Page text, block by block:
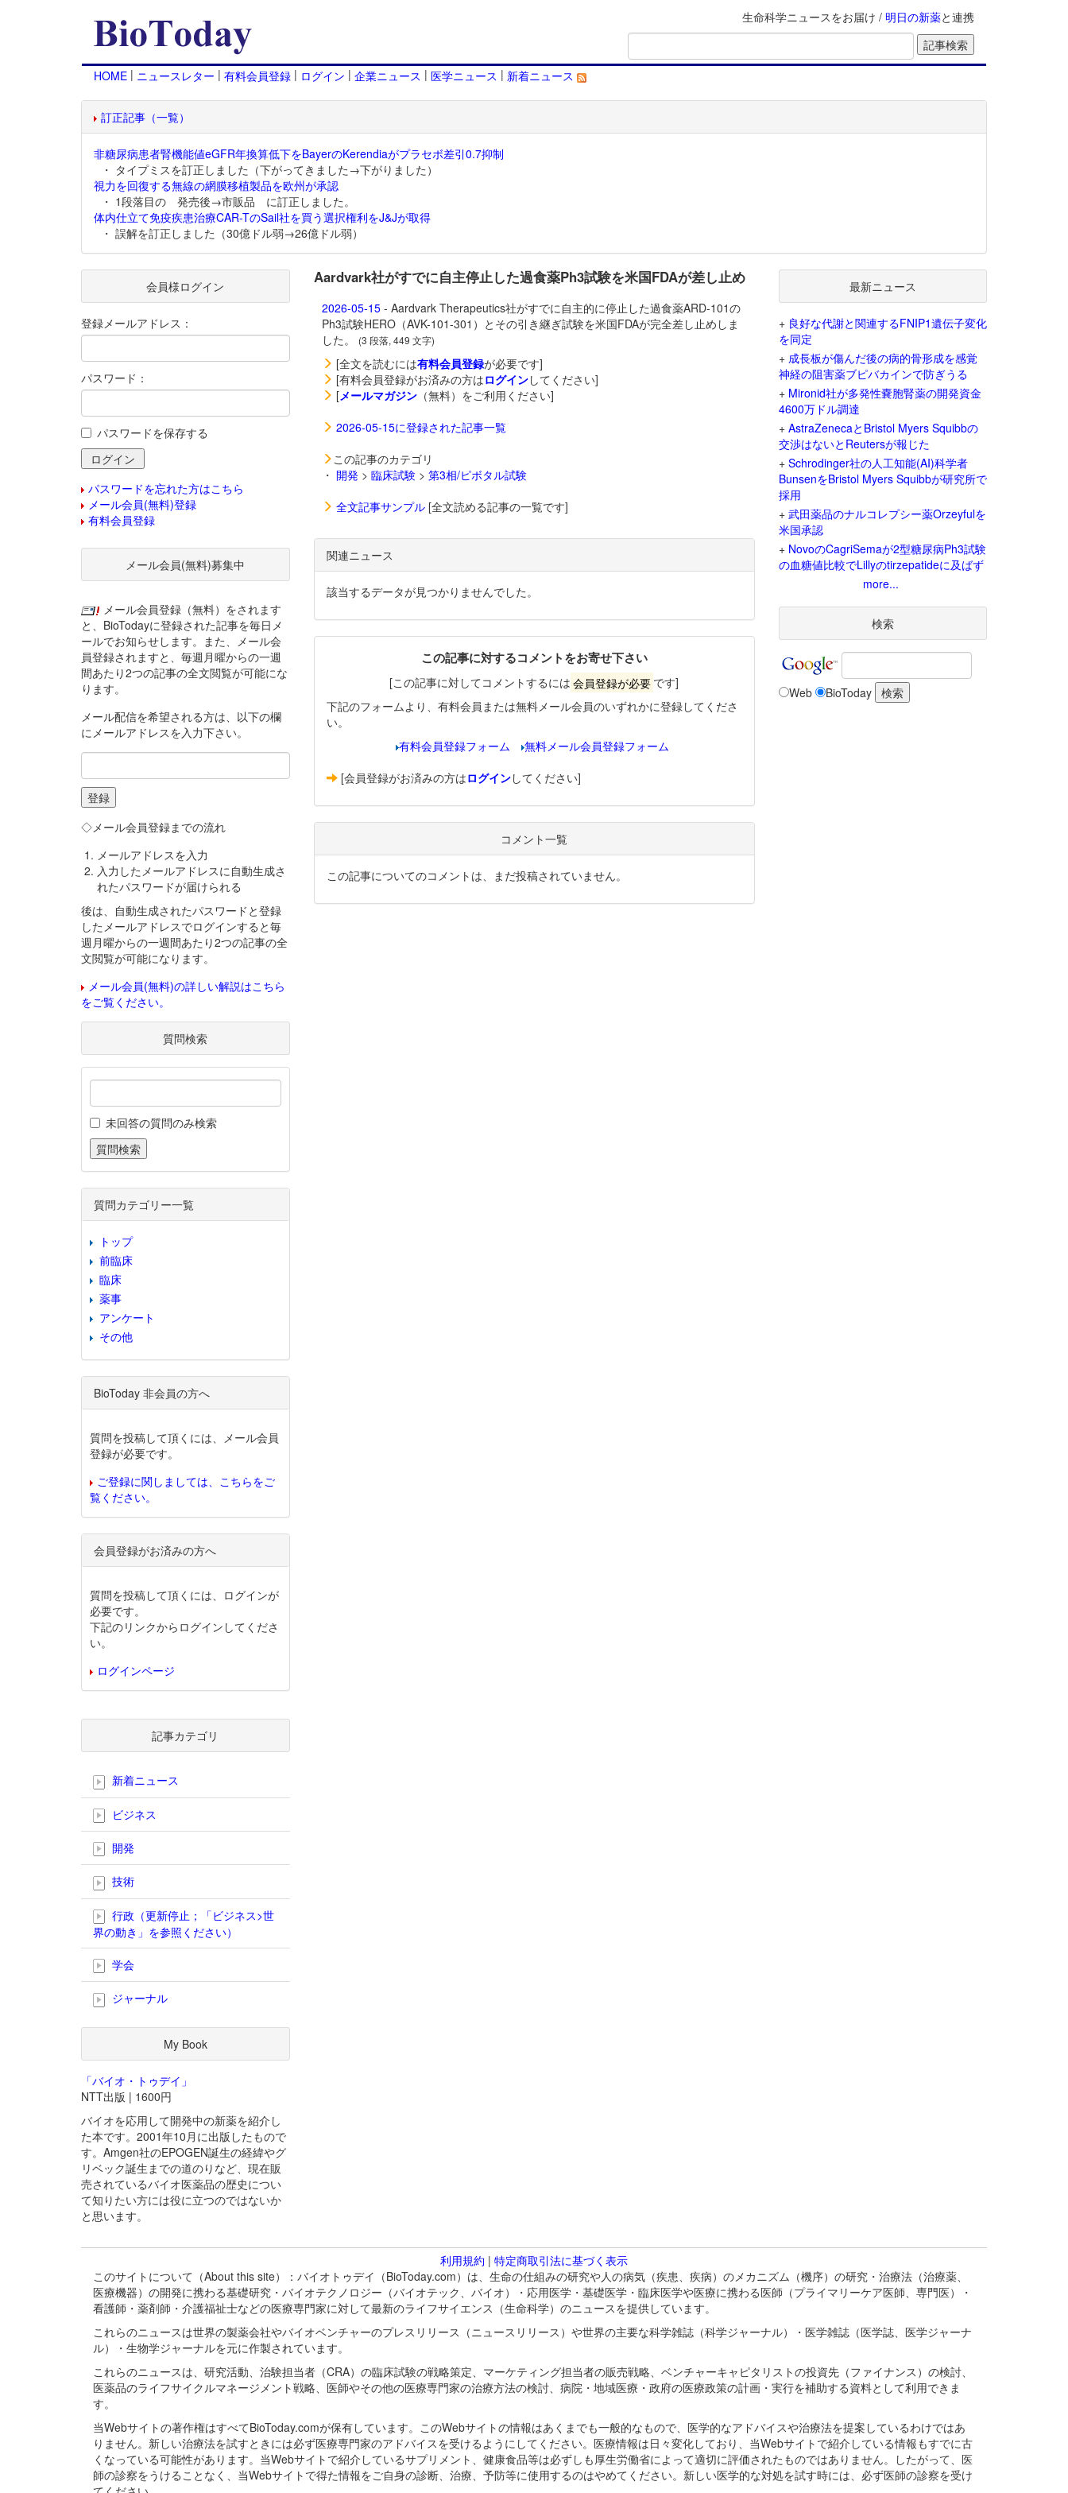
生命科学ニュースをお届け / 明日の新薬と連携
HOME | ニュースレター | 有料会員登録 | ログイン | 企業ニュース | 医学ニュース | 新着ニュース
訂正記事（一覧）
非糖尿病患者腎機能値eGFR年換算低下をBayerのKerendiaがプラセボ差引0.7抑制
・ タイプミスを訂正しました（下がってきました→下がりました）
視力を回復する無線の網膜移植製品を欧州が承認
・ 1段落目の 発売後→市販品 に訂正しました。
体内仕立て免疫疾患治療CAR-TのSail社を買う選択権利をJ&Jが取得
・ 誤解を訂正しました（30億ドル弱→26億ドル弱）
Aardvark社がすでに自主停止した過食薬Ph3試験を米国FDAが差し止め
2026-05-15- Aardvark Therapeutics社がすでに自主的に停止した過食薬ARD-101の
Ph3試験HERO（AVK-101-301）とその引き継ぎ試験を米国FDAが完全差し止めしま
した。
(3 段落, 449 文字)
[全文を読むには有料会員登録が必要です]
[有料会員登録がお済みの方はログインしてください]
[メールマガジン（無料）をご利用ください]
2026-05-15に登録された記事一覧
この記事のカテゴリ
・ 開発 > 臨床試験> 第3相/ピボタル試験
全文記事サンプル[全文読める記事の一覧です]
関連ニュース
該当するデータが見つかりませんでした。
この記事に対するコメントをお寄せ下さい
[この記事に対してコメントするには 会員登録が必要 です]
下記のフォームより、有料会員または無料メール会員のいずれかに登録してくださ
い。
有料会員登録フォーム
無料メール会員登録フォーム
[会員登録がお済みの方はログインしてください]
コメント一覧
この記事についてのコメントは、まだ投稿されていません。
会員様ログイン
登録メールアドレス：
パスワード：
パスワードを保存する
パスワードを忘れた方はこちら
メール会員(無料)登録
有料会員登録
メール会員(無料)募集中
メール会員登録（無料）をされます
と、BioTodayに登録された記事を毎日メ
ールでお知らせします。また、メール会
員登録されますと、毎週月曜からの一週
間あたり2つの記事の全文閲覧が可能にな
ります。
メール配信を希望される方は、以下の欄
にメールアドレスを入力下さい。
◇メール会員登録までの流れ
メールアドレスを入力
入力したメールアドレスに自動生成さ
れたパスワードが届けられる
後は、自動生成されたパスワードと登録
したメールアドレスでログインすると毎
週月曜からの一週間あたり2つの記事の全
文閲覧が可能になります。
メール会員(無料)の詳しい解説はこちら
をご覧ください。
質問検索
未回答の質問のみ検索
質問カテゴリー一覧
トップ
前臨床
臨床
薬事
アンケート
その他
BioToday 非会員の方へ
質問を投稿して頂くには、メール会員
登録が必要です。
ご登録に関しましては、こちらをご
覧ください。
会員登録がお済みの方へ
質問を投稿して頂くには、ログインが
必要です。
下記のリンクからログインしてくださ
い。
ログインページ
記事カテゴリ
新着ニュース
ビジネス
開発
技術
行政（更新停止；「ビジネス>世
界の動き」を参照ください）
学会
ジャーナル
My Book
「バイオ・トゥデイ」
NTT出版 | 1600円
バイオを応用して開発中の新薬を紹介し
た本です。2001年10月に出版したもので
す。Amgen社のEPOGEN誕生の経緯やグ
リベック誕生までの道のりなど、現在販
売されているバイオ医薬品の歴史につい
て知りたい方には役に立つのではないか
と思います。
最新ニュース
+ 良好な代謝と関連するFNIP1遺伝子変化
を同定
+ 成長板が傷んだ後の病的骨形成を感覚
神経の阻害薬ブピバカインで防ぎうる
+ Mironid社が多発性嚢胞腎薬の開発資金
4600万ドル調達
+ AstraZenecaとBristol Myers Squibbの
交渉はないとReutersが報じた
+ Schrodinger社の人工知能(AI)科学者
BunsenをBristol Myers Squibbが研究所で
採用
+ 武田薬品のナルコレプシー薬Orzeyfulを
米国承認
+ NovoのCagriSemaが2型糖尿病Ph3試験
の血糖値比較でLillyのtirzepatideに及ばず
more...
検索
Web BioToday
利用規約 | 特定商取引法に基づく表示
このサイトについて（About this site）：バイオトゥデイ（BioToday.com）は、生命の仕組みの研究や人の病気（疾患、疾病）のメカニズム（機序）の研究・治療法（治療薬、
医療機器）の開発に携わる基礎研究・バイオテクノロジー（バイオテック、バイオ）・応用医学・基礎医学・臨床医学や医療に携わる医師（プライマリーケア医師、専門医）・
看護師・薬剤師・介護福祉士などの医療専門家に対して最新のライフサイエンス（生命科学）のニュースを提供しています。
これらのニュースは世界の製薬会社やバイオベンチャーのプレスリリース（ニュースリリース）や世界の主要な科学雑誌（科学ジャーナル）・医学雑誌（医学誌、医学ジャーナ
ル）・生物学ジャーナルを元に作製されています。
これらのニュースは、研究活動、治験担当者（CRA）の臨床試験の戦略策定、マーケティング担当者の販売戦略、ベンチャーキャピタリストの投資先（ファイナンス）の検討、
医薬品のライフサイクルマネージメント戦略、医師やその他の医療専門家の治療方法の検討、病院・地域医療・政府の医療政策の計画・実行を補助する資料として利用できま
す。
当Webサイトの著作権はすべてBioToday.comが保有しています。このWebサイトの情報はあくまでも一般的なもので、医学的なアドバイスや治療法を提案しているわけではあ
りません。新しい治療法を試すときには必ず医療専門家のアドバイスを受けるようにしてください。医療情報は日々変化しており、当Webサイトで紹介している情報もすでに古
くなっている可能性があります。当Webサイトで紹介しているサプリメント、健康食品等は必ずしも厚生労働省によって適切に評価されたものではありません。したがって、医
師の診察をうけることなく、当Webサイトで得た情報をご自身の診断、治療、予防等に使用するのはやめてください。新しい医学的な対処を試す時には、必ず医師の診察を受け